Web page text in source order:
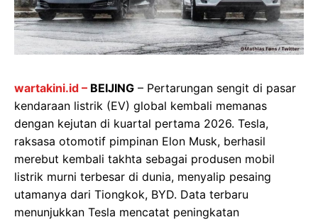
wartakini.id – BEIJING – Pertarungan sengit di pasar
kendaraan listrik (EV) global kembali memanas
dengan kejutan di kuartal pertama 2026. Tesla,
raksasa otomotif pimpinan Elon Musk, berhasil
merebut kembali takhta sebagai produsen mobil
listrik murni terbesar di dunia, menyalip pesaing
utamanya dari Tiongkok, BYD. Data terbaru
menunjukkan Tesla mencatat peningkatan